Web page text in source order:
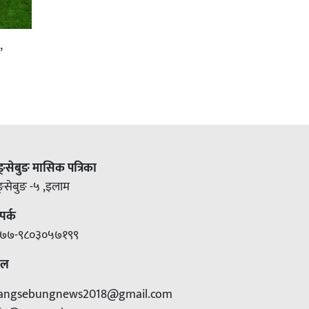
मासिक पत्रिका
-५ ,इलाम
९८०३०५७१९९